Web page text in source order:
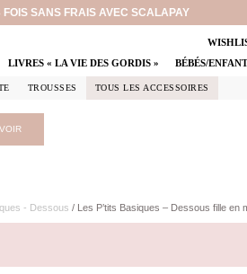
SANS FRAIS AVEC SCALAPAY
LIVRES « LA VIE DES GORDIS » BÉBÉS/
TROUSSES TOUS LES ACCESSOIRES
VOIR
- Dessous / Les P’tits Basiques – Dessous fille en